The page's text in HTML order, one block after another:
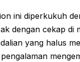
ini diperkukuh
dengan cekap di
yang halus